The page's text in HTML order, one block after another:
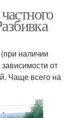
наличии
от
Чаще всего на